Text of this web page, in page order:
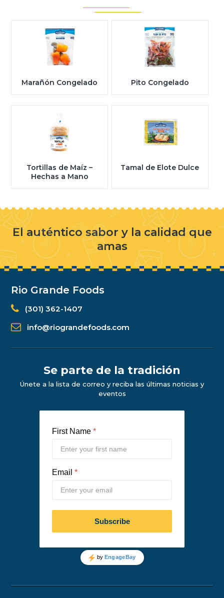
Marañón Congelado Pito Congelado
Tortillas de Maíz –
Hechas a Mano
Tamal de Elote Dulce
El auténtico sabor y la calidad que
amas
Rio Grande Foods
(301) 362-1407
info@riograndefoods.com
Se parte de la tradición
Únete a la lista de correo y reciba las últimas noticias y
eventos